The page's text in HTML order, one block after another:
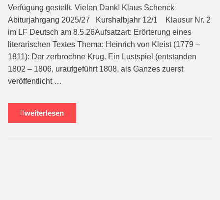
Verfügung gestellt. Vielen Dank! Klaus Schenck
Abiturjahrgang 2025/27 Kurshalbjahr 12/1 Klausur Nr. 2
im LF Deutsch am 8.5.26Aufsatzart: Erörterung eines
literarischen Textes Thema: Heinrich von Kleist (1779 –
1811): Der zerbrochne Krug. Ein Lustspiel (entstanden
1802 – 1806, uraufgeführt 1808, als Ganzes zuerst
veröffentlicht …
weiterlesen